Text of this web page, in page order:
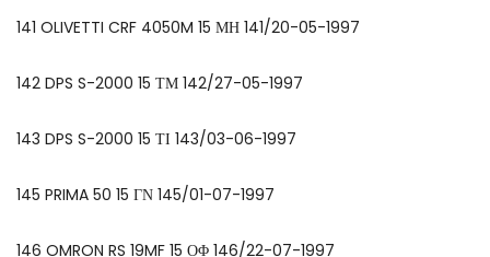
141 OLIVETTI CRF 4050M 15 ΜΗ 141/20-05-1997
142 DPS S-2000 15 ΤΜ 142/27-05-1997
143 DPS S-2000 15 ΤΙ 143/03-06-1997
145 PRIMA 50 15 ΓΝ 145/01-07-1997
146 OMRON RS 19MF 15 ΟΦ 146/22-07-1997